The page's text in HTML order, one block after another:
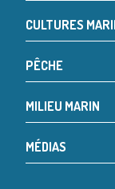
CULTURES
PÊCHE
MILIEU MARIN
MÉDIAS